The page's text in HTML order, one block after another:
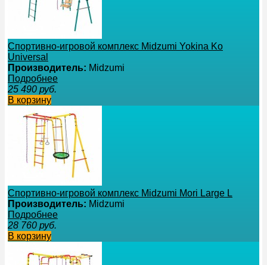
Спортивно-игровой комплекс Midzumi Yokina Ko
Universal
Производитель: Midzumi
Подробнее
25 490 руб.
В корзину
Спортивно-игровой комплекс Midzumi Mori Large L
Производитель: Midzumi
Подробнее
28 760 руб.
В корзину